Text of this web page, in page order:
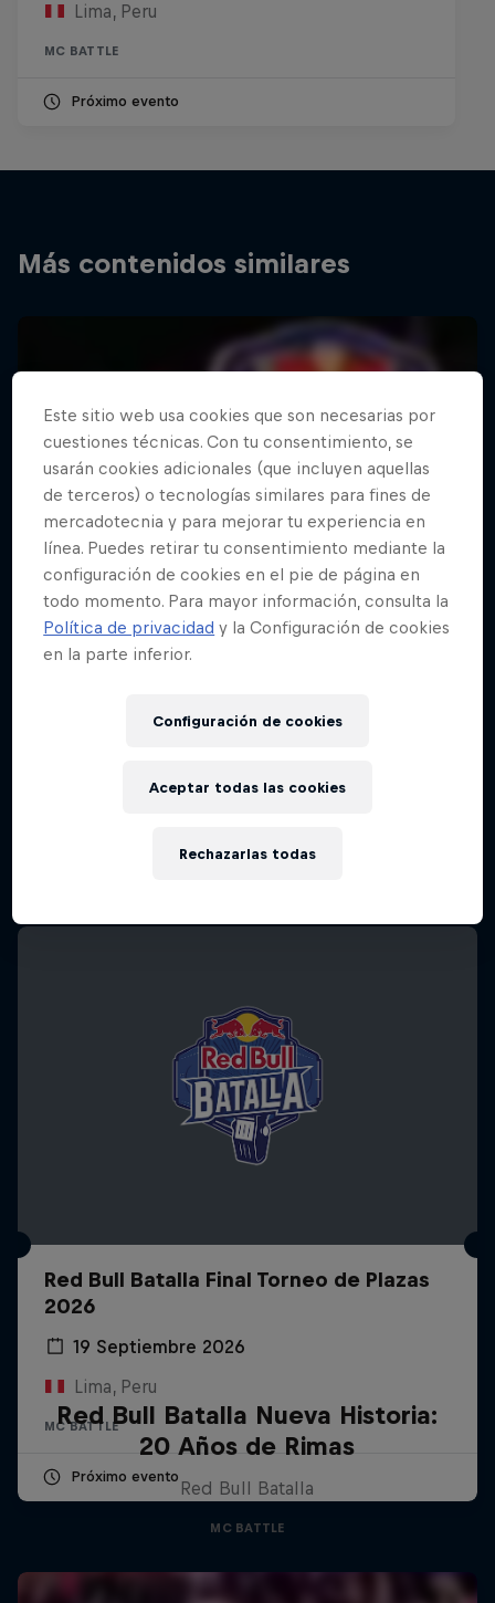
Lima, Peru
MC BATTLE
Próximo evento
Más contenidos similares
Red Bull Batalla Final Torneo de Plazas
2026
19 Septiembre 2026
Lima, Peru
MC BATTLE
Próximo evento
Red Bull Batalla Nueva Historia:
20 Años de Rimas
Red Bull Batalla
MC BATTLE
Este sitio web usa cookies que son necesarias por
cuestiones técnicas. Con tu consentimiento, se
usarán cookies adicionales (que incluyen aquellas
de terceros) o tecnologías similares para fines de
mercadotecnia y para mejorar tu experiencia en
línea. Puedes retirar tu consentimiento mediante la
configuración de cookies en el pie de página en
todo momento. Para mayor información, consulta la
Política de privacidad y la Configuración de cookies
en la parte inferior.
Configuración de cookies
Rechazarlas todas
Aceptar todas las cookies